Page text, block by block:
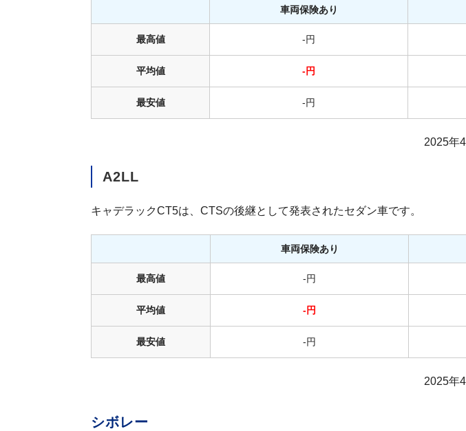
車両保険あり
最高値 -円
平均値 -円
最安値 -円
2025年
A2LL
キャデラックCT5は、CTSの後継として発表されたセダン車です。
車両保険あり
最高値 -円
平均値 -円
最安値 -円
2025年
シボレー